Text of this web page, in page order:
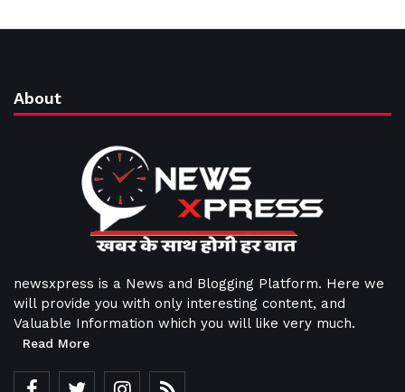
About
newsxpress is a News and Blogging Platform. Here we
will provide you with only interesting content, and
Valuable Information which you will like very much.
Read More